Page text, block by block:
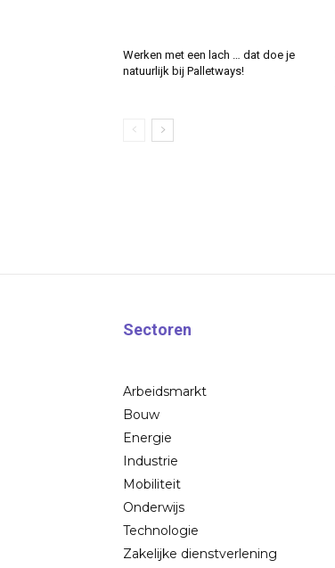
Werken met een lach … dat doe je
natuurlijk bij Palletways!
Sectoren
Arbeidsmarkt
Bouw
Energie
Industrie
Mobiliteit
Onderwijs
Technologie
Zakelijke dienstverlening